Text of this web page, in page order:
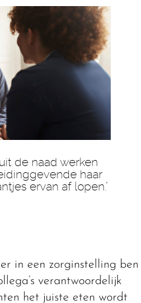
de naad werken
haar
ervan af lopen.’
in een zorginstelling ben
verantwoordelijk
het juiste eten wordt